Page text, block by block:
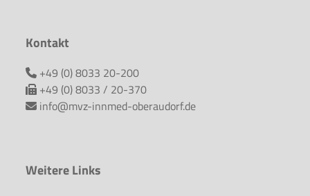
Kontakt
+49 (0) 8033 20-200
+49 (0) 8033 / 20-370
info@mvz-innmed-oberaudorf.de
Weitere Links